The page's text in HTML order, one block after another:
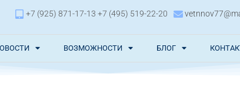
+7 (925) 871-17-13 +7 (495) 519-22-20
ВОЗМОЖНОСТИ БЛОГ